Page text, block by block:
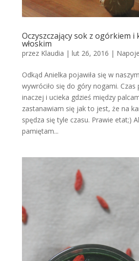
Oczyszczający sok z ogórkiem i
włoskim
przez Klaudia | lut 26, 2016 | Napoje
Odkąd Anielka pojawiła się w
wywróciło się do góry nogami. Czas
inaczej i ucieka gdzieś między
zastanawiam się jak to jest, że na
spędza się tyle czasu. Prawie etat;)
pamiętam...